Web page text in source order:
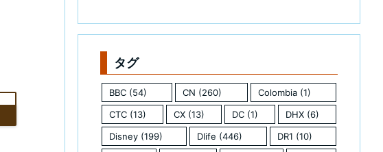
タグ
BBC (54) CN (260) Colombia(1)
CTC (13) CX (13) DC (1) DHX (6)
Disney (199) Dlife (446) DR1 (10)